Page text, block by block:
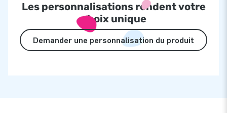
Les personnalisations rendent votre
choix unique
Demander une personnalisation du produit